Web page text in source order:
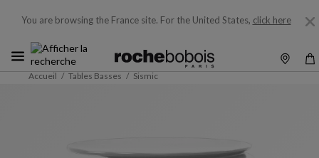
You are browsing the France site. For the United States, click here
Accueil Tables Basses Sismic